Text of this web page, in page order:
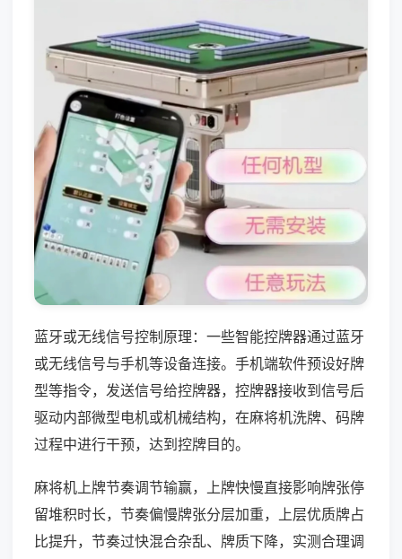
蓝牙或无线信号控制原理：一些智能控牌器通过蓝牙
或无线信号与手机等设备连接。手机端软件预设好牌
型等指令，发送信号给控牌器，控牌器接收到信号后
驱动内部微型电机或机械结构，在麻将机洗牌、码牌
过程中进行干预，达到控牌目的。
麻将机上牌节奏调节输赢，上牌快慢直接影响牌张停
留堆积时长，节奏偏慢牌张分层加重，上层优质牌占
比提升，节奏过快混合杂乱、牌质下降，实测合理调